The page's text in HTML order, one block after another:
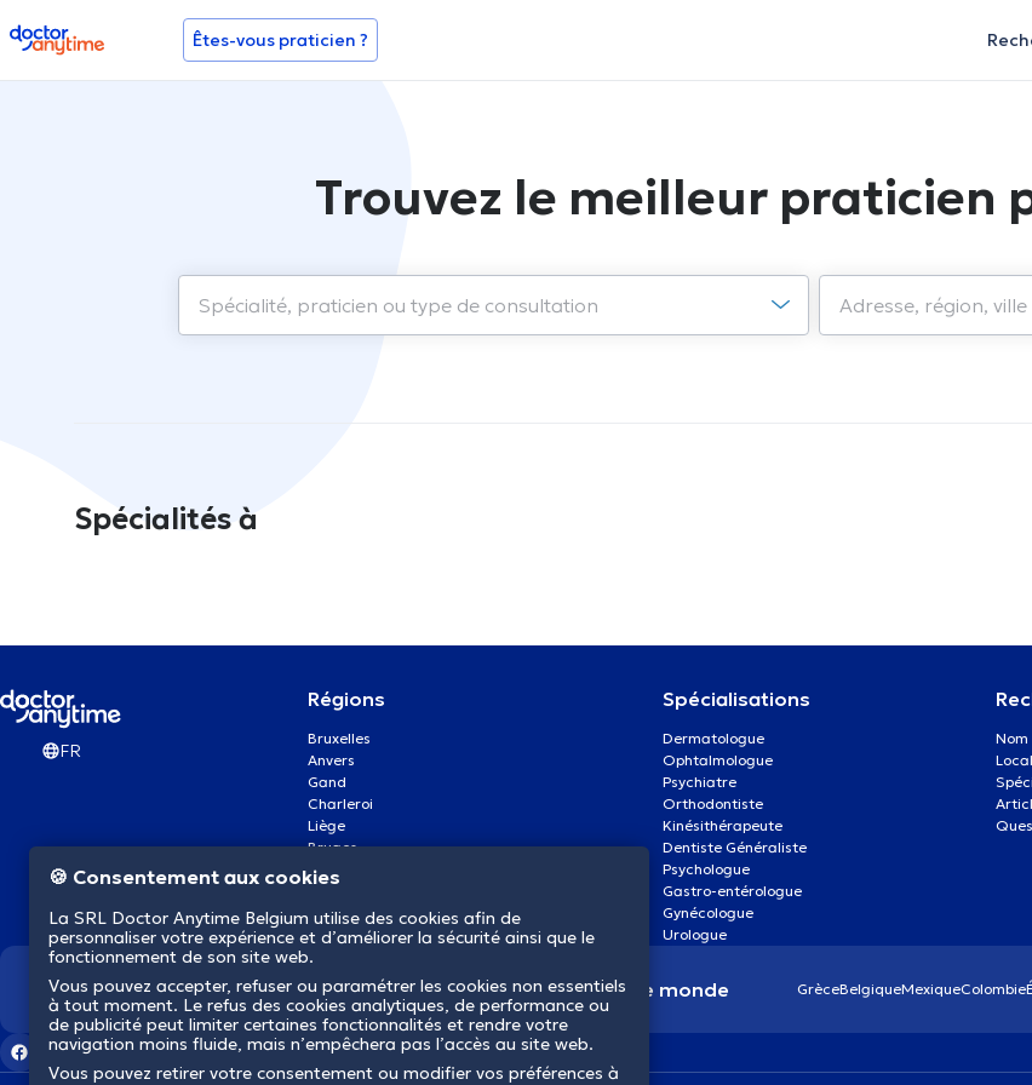
doctoranytime Êtes-vous praticien ?
Trouvez le meilleur praticien
Spécialités à
FR
Régions
Bruxelles
Anvers
Gand
Charleroi
Liège
Bruges
Namur
Mons
Aalst Flandre-Orientale
Spécialisations
Dermatologue
Ophtalmologue
Psychiatre
Orthodontiste
Kinésithérapeute
Dentiste Généraliste
Psychologue
Gastro-entérologue
Gynécologue
Urologue
Nous révolutionnons la santé dans le monde GrèceBelgiqueMexiqueColombie
🍪 Consentement aux cookies
La SRL Doctor Anytime Belgium utilise des cookies afin de
personnaliser votre expérience et d’améliorer la sécurité ainsi que le
fonctionnement de son site web.
Vous pouvez accepter, refuser ou paramétrer les cookies non essentiels
à tout moment. Le refus des cookies analytiques, de performance ou
de publicité peut limiter certaines fonctionnalités et rendre votre
navigation moins fluide, mais n’empêchera pas l’accès au site web.
Vous pouvez retirer votre consentement ou modifier vos préférences à